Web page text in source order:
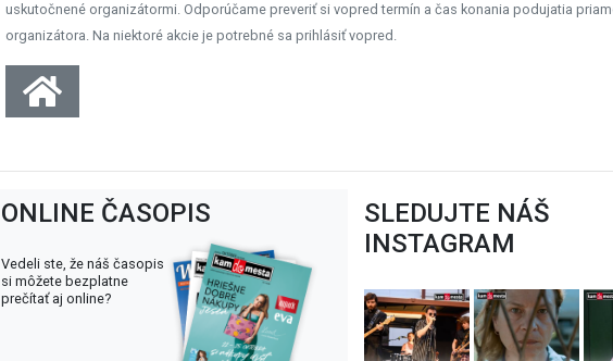
uskutočnené organizátormi. Odporúčame preveriť si vopred termín a čas konania podujatia
organizátora. Na niektoré akcie je potrebné sa prihlásiť vopred.
ONLINE ČASOPIS
Vedeli ste, že náš časopis
si môžete bezplatne
prečítať aj online?
SLEDUJTE NÁŠ
INSTAGRAM